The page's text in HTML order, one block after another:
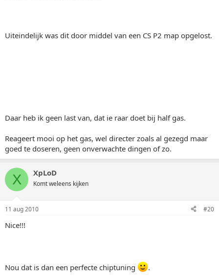
Uiteindelijk was dit door middel van een CS P2 map opgelost.
Daar heb ik geen last van, dat ie raar doet bij half gas.
Reageert mooi op het gas, wel directer zoals al gezegd maar
goed te doseren, geen onverwachte dingen of zo.
X XpLoD
Komt weleens kijken
11 aug 2010 #20
Nice!!!
Nou dat is dan een perfecte chiptuning .